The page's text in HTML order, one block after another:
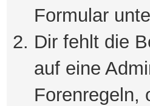
Formular
Dir fehlt die
auf eine
Forenregeln,